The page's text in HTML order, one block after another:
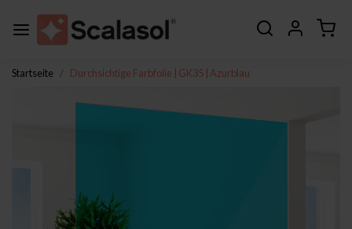
Startseite Durchsichtige Farbfolie | GK35 | Azurblau